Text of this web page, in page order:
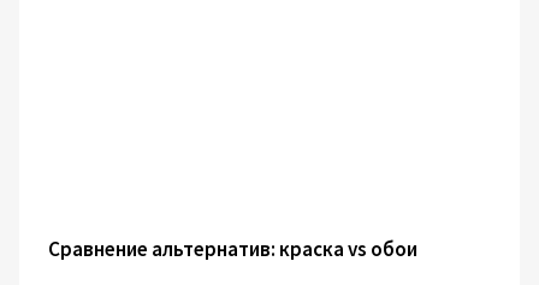
Сравнение альтернатив: краска vs обои